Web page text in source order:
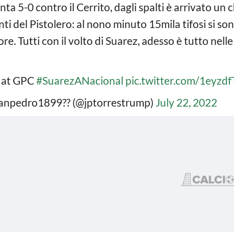
5-0 contro il Cerrito, dagli spalti è arrivato un
del Pistolero: al nono minuto 15mila tifosi si
Tutti con il volto di Suarez, adesso è tutto
GPC#SuarezANacional pic.twitter.com/
(@jptorrestrump) July 22, 2022